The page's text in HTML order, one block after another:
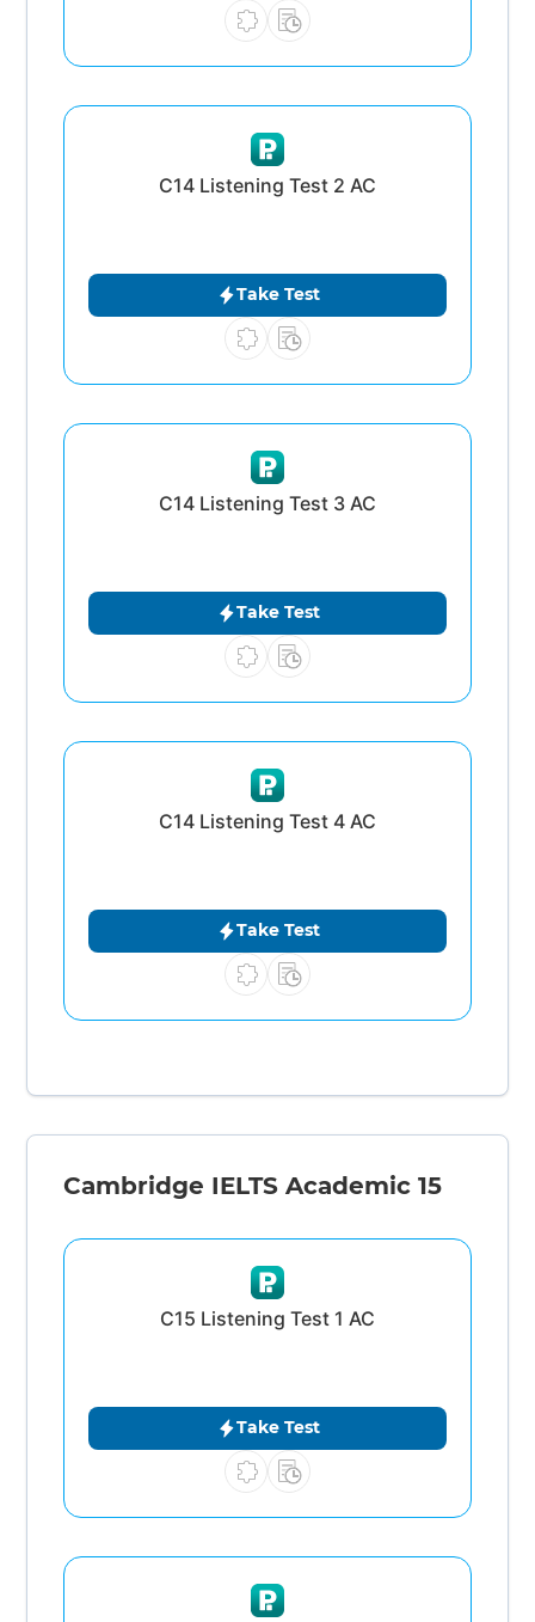
C14 Listening Test 2 AC
Take Test
C14 Listening Test 3 AC
Take Test
C14 Listening Test 4 AC
Take Test
Cambridge IELTS Academic 15
C15 Listening Test 1 AC
Take Test